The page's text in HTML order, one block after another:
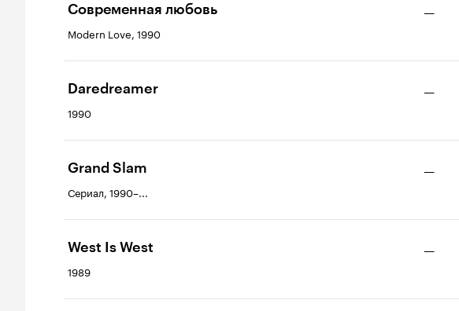
Современная любовь
Modern Love, 1990
—
Daredreamer
1990
—
Grand Slam
Сериал, 1990–...
—
West Is West
1989
—